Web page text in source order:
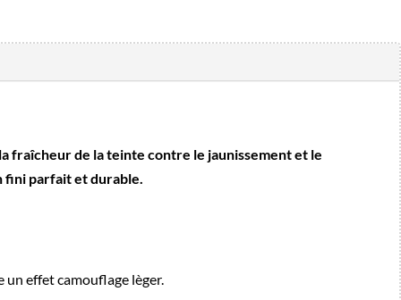
fraîcheur de la teinte contre le jaunissement et le
fini parfait et durable.
effet camouflage lèger.